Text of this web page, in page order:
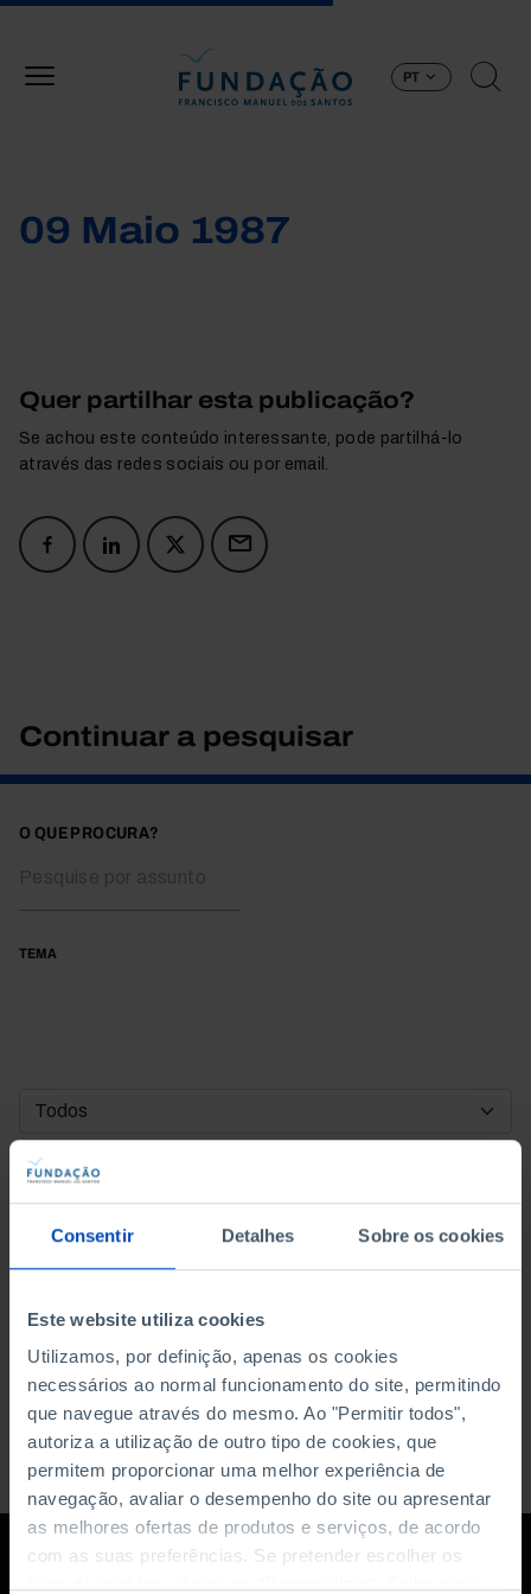
Consentir Detalhes Sobre os cookies
Este website utiliza cookies
Utilizamos, por definição, apenas os cookies
necessários ao normal funcionamento do site, permitindo
que navegue através do mesmo. Ao "Permitir todos",
autoriza a utilização de outro tipo de cookies, que
permitem proporcionar uma melhor experiência de
navegação, avaliar o desempenho do site ou apresentar
as melhores ofertas de produtos e serviços, de acordo
com as suas preferências. Se pretender escolher os
PT
09 Maio 1987
Quer partilhar esta publicação?
Se achou este conteúdo interessante, pode partilhá-lo
através das redes sociais ou por email.
Continuar a pesquisar
O QUE PROCURA?
TEMA
DATA DE INÍCIO
DATA DE FIM